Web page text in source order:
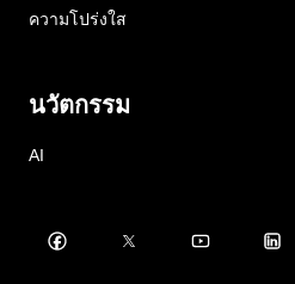
ความโปร่งใส
นวัตกรรม
AI